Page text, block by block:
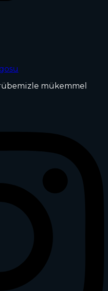
mükemmel